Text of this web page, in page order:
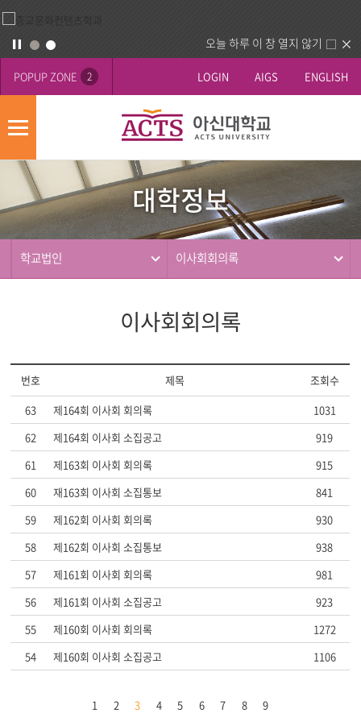
오늘 하루 이 창 열지 않기
POPUP ZONE 2 LOGIN AIGS ENGLISH
모
일
메
뉴
보
역
대학정보
학교법인 이사회회의록
이사회회의록
번호 제목
조회수
63
제164회 이사회 회의록
1031
62
제164회 이사회 소집공고
919
61
제163회 이사회 회의록
915
60
재163회 이사회 소집통보
841
59
제162회 이사회 회의록
930
58
제162회 이사회 소집통보
938
57
제161회 이사회 회의록
981
56
제161회 이사회 소집공고
923
55
제160회 이사회 회의록
1272
54
제160회 이사회 소집공고 1106
1 2 3 4 5 6 7 8 9